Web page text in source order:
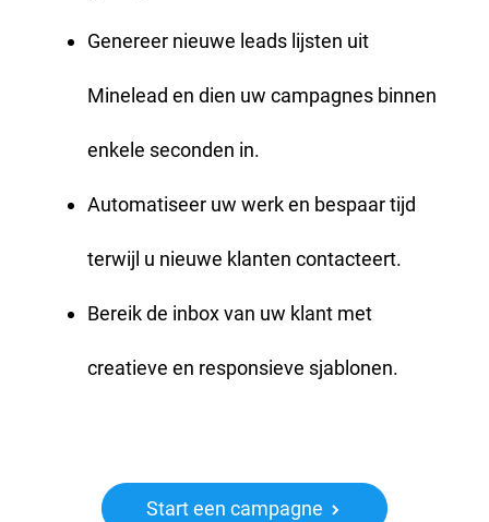
Genereer nieuwe leads lijsten uit
Minelead en dien uw campagnes binnen
enkele seconden in.
Automatiseer uw werk en bespaar tijd
terwijl u nieuwe klanten contacteert.
Bereik de inbox van uw klant met
creatieve en responsieve sjablonen.
Start een campagne